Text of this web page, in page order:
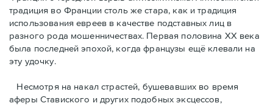
традиция во Франции столь же стара, как и традиция
использования евреев в качестве подставных лиц в
разного рода мошенничествах. Первая половина ХХ века
была последней эпохой, когда французы ещё клевали на
эту удочку.
Несмотря на накал страстей, бушевавших во время
аферы Ставиского и других подобных эксцессов,